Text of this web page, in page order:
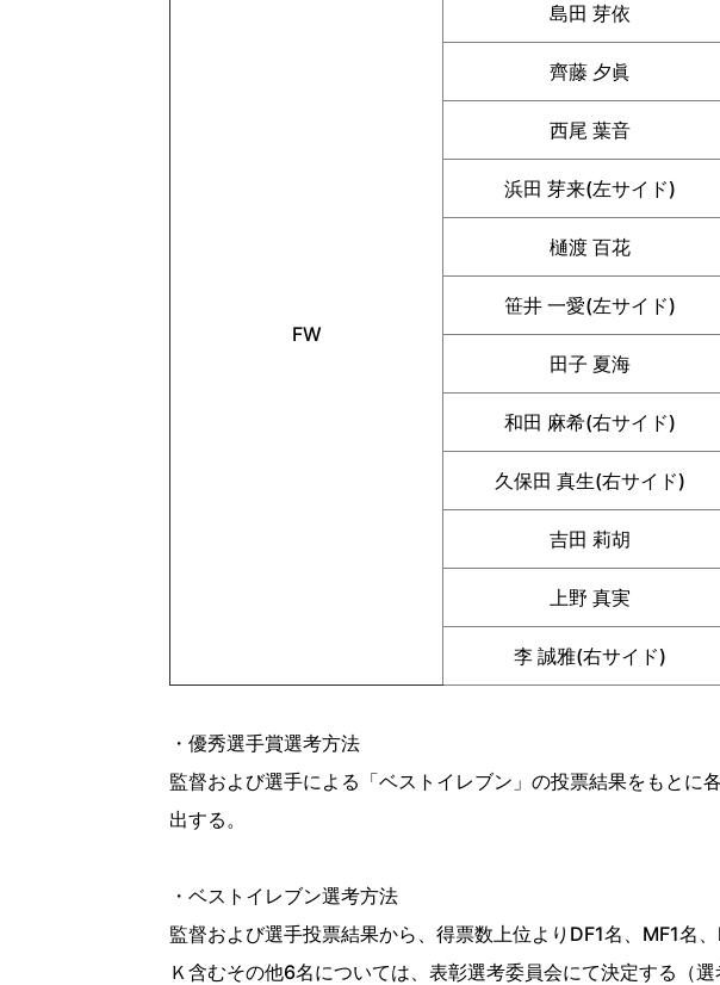
FW
島田 芽依
齊藤 夕眞
西尾 葉音
浜田 芽来(左サイド)
樋渡 百花
笹井 一愛(左サイド)
田子 夏海
和田 麻希(右サイド)
久保田 真生(右サイド)
吉田 莉胡
上野 真実
李 誠雅(右サイド)
・優秀選手賞選考方法
監督および選手による「ベストイレブン」の投票結果をもとに
出する。
・ベストイレブン選考方法
監督および選手投票結果から、得票数上位よりDF1名、MF1名
Ｋ含むその他6名については、表彰選考委員会にて決定する（